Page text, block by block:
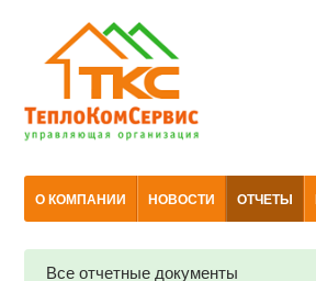
О КОМПАНИИ НОВОСТИ ОТЧЕТЫ
Все отчетные документы